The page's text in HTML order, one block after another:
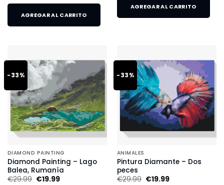
AGREGAR AL CARRITO
AGREGAR AL CARRITO
-33%
DIAMOND PAINTING
Diamond Painting – Lago
Balea, Rumanía
€29.99 €19.99
-33%
ANIMALES
Pintura Diamante – Dos
peces
€29.99 €19.99